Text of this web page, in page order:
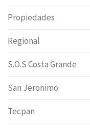
Propiedades
Regional
S.O.S Costa Grande
San Jeronimo
Tecpan